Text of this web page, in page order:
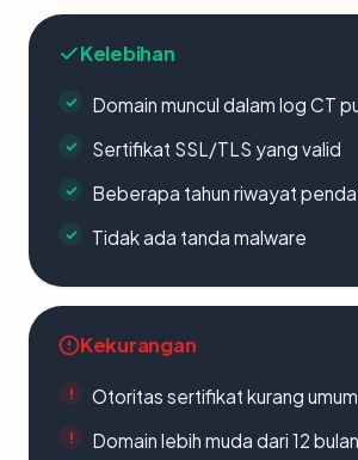
Kelebihan
Domain muncul dalam log CT
Sertifikat SSL/TLS yang valid
Beberapa tahun riwayat
Tidak ada tanda malware
Kekurangan
Otoritas sertifikat kurang umum
Domain lebih muda dari 12 bulan